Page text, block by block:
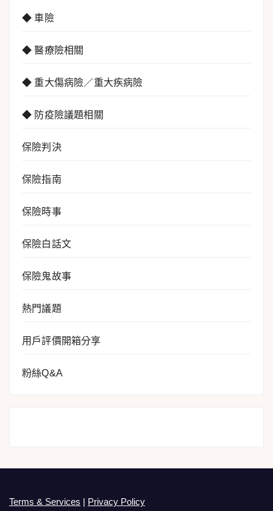
◆ 車險
◆ 醫療險相關
◆ 重大傷病險／重大疾病險
◆ 防疫險議題相關
保險判決
保險指南
保險時事
保險白話文
保險鬼故事
熱門議題
用戶評價開箱分享
粉絲Q&A
Terms & Services | Privacy Policy